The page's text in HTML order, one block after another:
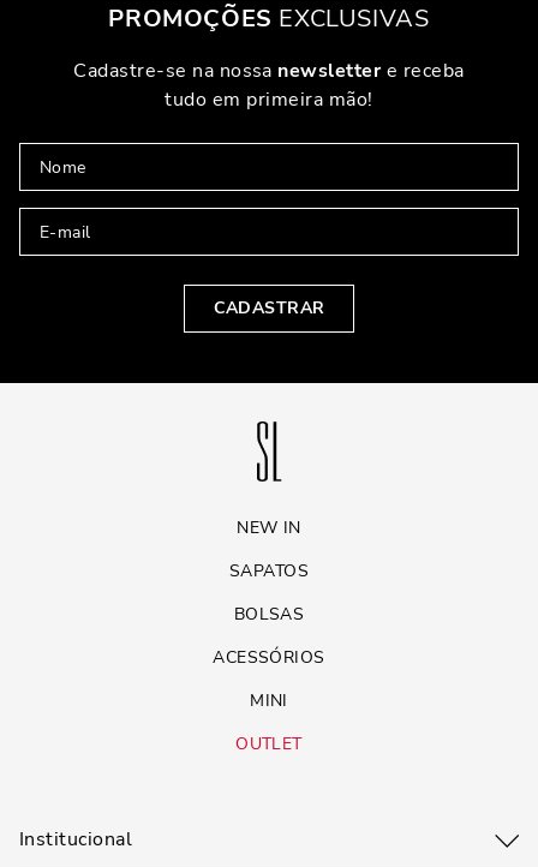
PROMOÇÕES EXCLUSIVAS
Cadastre-se na nossa newslettere receba
tudo em primeira mão!
CADASTRAR
NEW IN
SAPATOS
BOLSAS
ACESSÓRIOS
MINI
OUTLET
Institucional